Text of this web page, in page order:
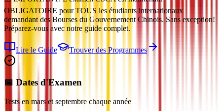
OBLIGATOIRE pour TOUS les étudiants internationaux
demandant des Bourses du Gouvernement Chinois. Sans exception!
Préparez-vous avec notre guide complet.
Lire le Guide Trouver des Programmes
📅 Dates d'Examen
Tests en mars et septembre chaque année